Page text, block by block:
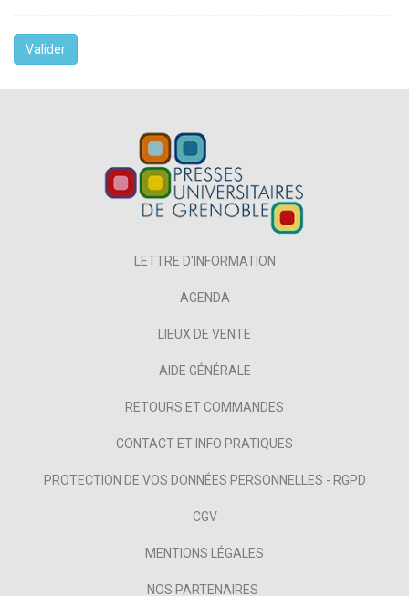
Valider
LETTRE D'INFORMATION
AGENDA
LIEUX DE VENTE
AIDE GÉNÉRALE
RETOURS ET COMMANDES
CONTACT ET INFO PRATIQUES
PROTECTION DE VOS DONNÉES PERSONNELLES - RGPD
CGV
MENTIONS LÉGALES
NOS PARTENAIRES